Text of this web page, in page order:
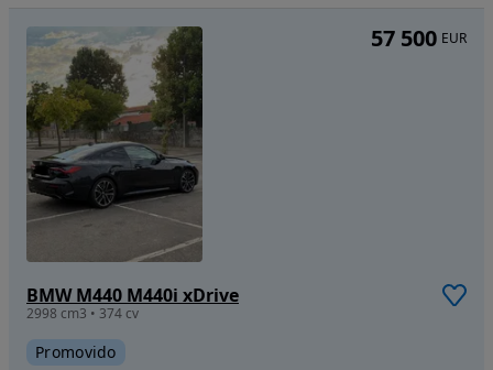
BMW M440 M440i xDrive
2998 cm3 • 374 cv
Promovido
57 500 EUR